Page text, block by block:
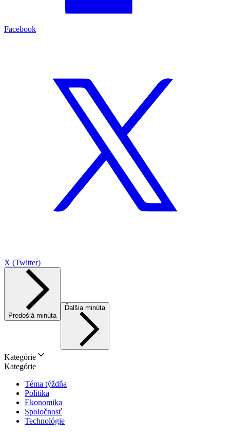
Facebook
X (Twitter)
Predošlá minúta
Ďalšia minúta
Kategórie
Kategórie
Téma týždňa
Politika
Ekonomika
Spoločnosť
Technológie